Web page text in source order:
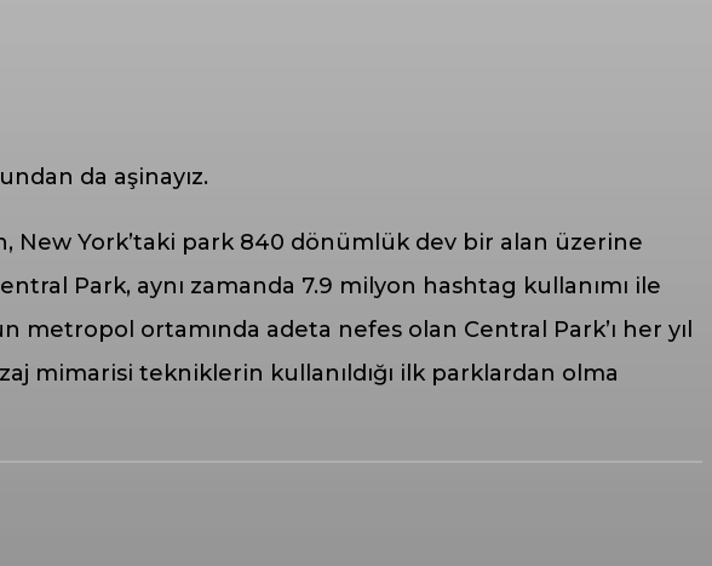
da aşinayız.
New York’taki park 840 dönümlük dev bir alan üzerine
Park, aynı zamanda 7.9 milyon hashtag kullanımı ile
metropol ortamında adeta nefes olan Central Park’ı her yıl
mimarisi tekniklerin kullanıldığı ilk parklardan olma